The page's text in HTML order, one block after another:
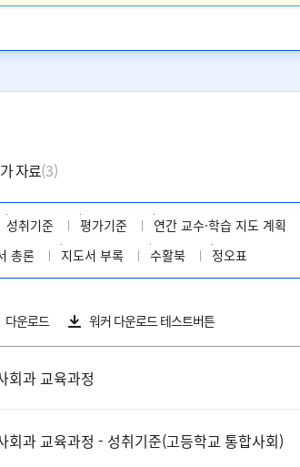
청 학평 기준 정시 진학가능점수
와 준비 전략
자료(3)
성취기준 평가기준 연간 교수·학습 지도 계획
총론 지도서 부록 수활북 정오표
다운로드 워커 다운로드 테스트버튼
회과 교육과정
회과 교육과정 - 성취기준(고등학교 통합사회)